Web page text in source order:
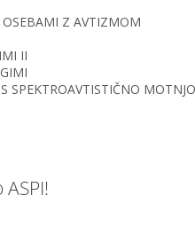
Z AVTIZMOM
II
SPEKTROAVTISTIČNO MOTNJO